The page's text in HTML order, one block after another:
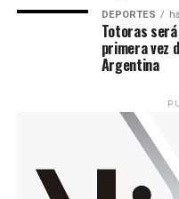
DEPORTES
Totoras
primera vez
Argentina